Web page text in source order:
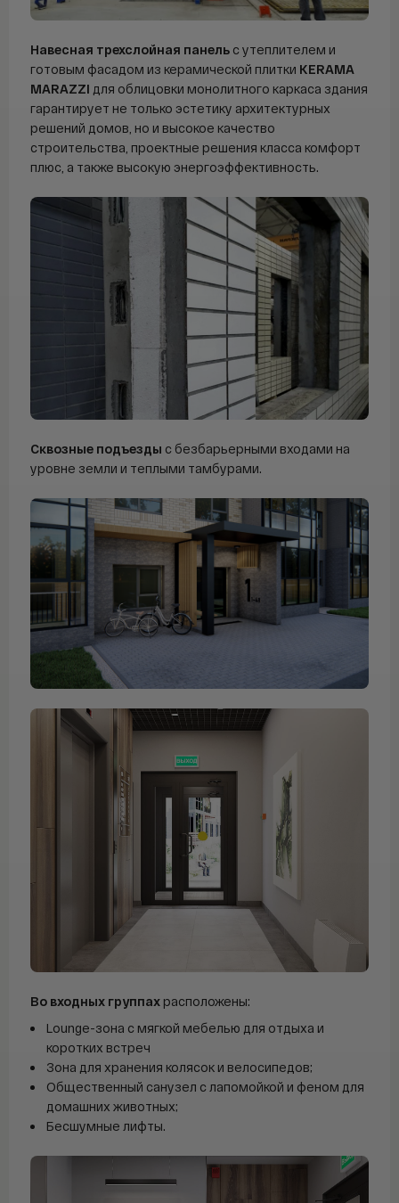
Навесная трехслойная панель с утеплителем и
готовым фасадом из керамической плитки KERAMA
MARAZZI для облицовки монолитного каркаса здания
гарантирует не только эстетику архитектурных
решений домов, но и высокое качество
строительства, проектные решения класса комфорт
плюс, а также высокую энергоэффективность.
Сквозные подъезды с безбарьерными входами на
уровне земли и теплыми тамбурами.
Во входных группах расположены:
Lounge-зона с мягкой мебелью для отдыха и
коротких встреч
Зона для хранения колясок и велосипедов;
Общественный санузел с лапомойкой и феном для
домашних животных;
Бесшумные лифты.